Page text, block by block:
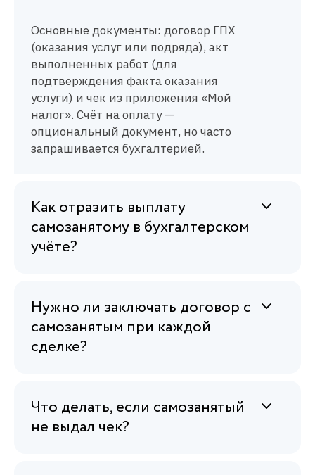
Основные документы: договор ГПХ
(оказания услуг или подряда), акт
выполненных работ (для
подтверждения факта оказания
услуги) и чек из приложения «Мой
налог». Счёт на оплату —
опциональный документ, но часто
запрашивается бухгалтерией.
Как отразить выплату
самозанятому в бухгалтерском
учёте?
Нужно ли заключать договор с
самозанятым при каждой
сделке?
Что делать, если самозанятый
не выдал чек?